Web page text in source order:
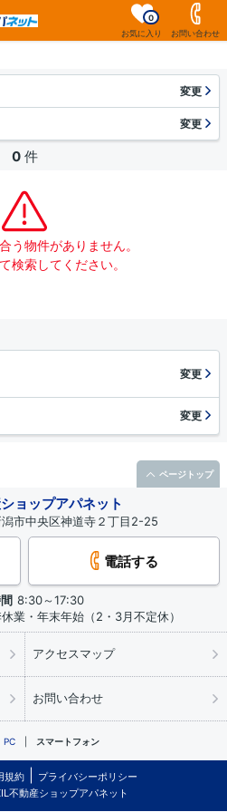
お気に入り
0
お問い合わせ
変更
変更
0 件
う物件がありません。
検索してください。
変更
変更
ョップアパネット
市中央区神道寺２丁目2-25
電話する
8:30～17:30
業・年末年始（2・3月不定休）
アクセスマップ
お問い合わせ
PC スマートフォン
規約
プライバシーポリシー
不動産ショップアパネット
ページトップ